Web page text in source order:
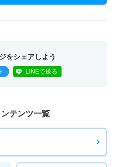
をシェアしよう
LINEで送る
テンツ一覧